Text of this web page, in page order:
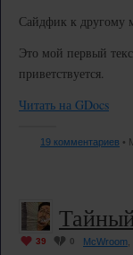
Сайдфик к другому
Это мой первый
приветствуется.
Читать на GDocs
19 комментариев •
39 0 McWroom